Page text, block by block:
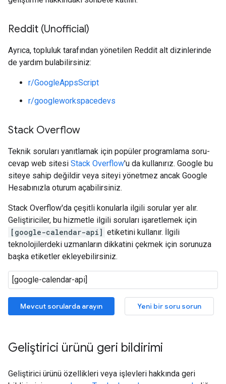
Reddit (Unofficial)
Ayrıca, topluluk tarafından yönetilen Reddit alt dizinlerinde
de yardım bulabilirsiniz:
r/GoogleAppsScript
r/googleworkspacedevs
Stack Overflow
Teknik soruları yanıtlamak için popüler programlama soru-
cevap web sitesi Stack Overflow'u da kullanırız. Google bu
siteye sahip değildir veya siteyi yönetmez ancak Google
Hesabınızla oturum açabilirsiniz.
Stack Overflow'da çeşitli konularla ilgili sorular yer alır.
Geliştiriciler, bu hizmetle ilgili soruları işaretlemek için
[google-calendar-api] etiketini kullanır. İlgili
teknolojilerdeki uzmanların dikkatini çekmek için sorunuza
başka etiketler ekleyebilirsiniz.
Mevcut sorularda arayın Yeni bir soru sorun
Geliştirici ürünü geri bildirimi
Geliştirici ürünü özellikleri veya işlevleri hakkında geri